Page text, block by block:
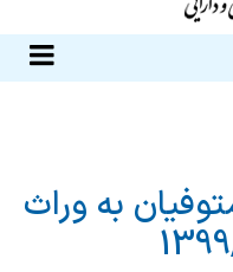
به وراث